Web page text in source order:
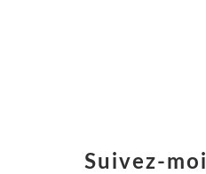
Suivez-moi